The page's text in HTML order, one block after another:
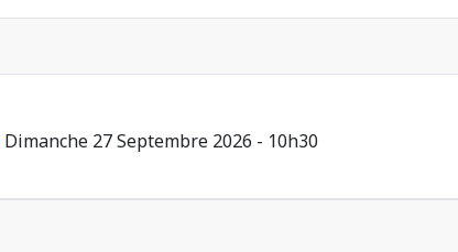
Dimanche 27 Septembre 2026 - 10h30